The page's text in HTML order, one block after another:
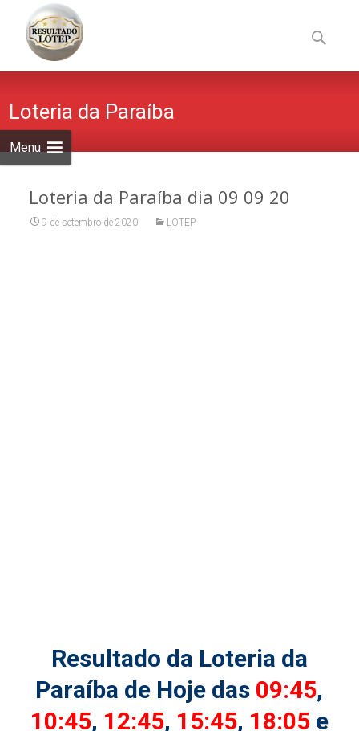
Menu
to
content
por:
Loteria da Paraíba
Loteria da Paraíba dia 09 09 20
9 de setembro de 2020 LOTEP
Resultado da Loteria da
Paraíba de Hoje das 09:45,
10:45, 12:45, 15:45, 18:05 e